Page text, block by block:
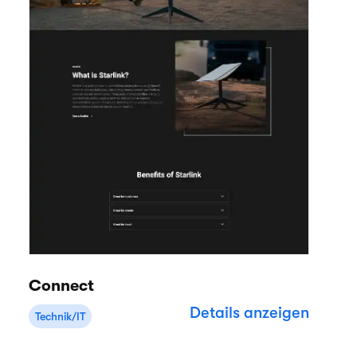
Connect
Technik/IT Details anzeigen